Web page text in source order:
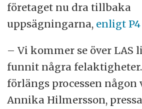
företaget nu dra tillbaka
uppsägningarna, enligt
– Vi kommer se över LAS
funnit några
förlängs processen någon
Annika Hilmersson,